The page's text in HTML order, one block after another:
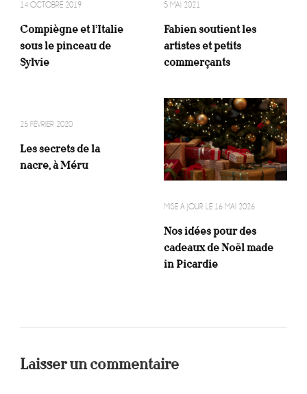
14 OCTOBRE 2019
Compiègne et l’Italie
sous le pinceau de
Sylvie
5 MAI 2021
Fabien soutient les
artistes et petits
commerçants
25 FÉVRIER 2020
Les secrets de la
nacre, à Méru
MISE À JOUR LE 16 MAI 2026
Nos idées pour des
cadeaux de Noël made
in Picardie
Laisser un commentaire